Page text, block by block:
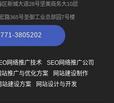
新城大道28号坚美商务大10层
路365号圣御工业总部园7号楼
3805202
网络推广技术
SEO网络推广公司
站推广与优化方案
网站建设制作
站建设方案 网站设计与开发